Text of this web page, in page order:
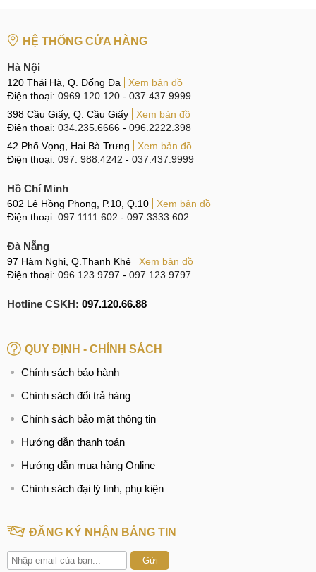
HỆ THỐNG CỬA HÀNG
Hà Nội
120 Thái Hà, Q. Đống Đa
Xem bản đồ
Điện thoại: 0969.120.120 - 037.437.9999
398 Cầu Giấy, Q. Cầu Giấy
Xem bản đồ
Điện thoại: 034.235.6666 - 096.2222.398
42 Phố Vọng, Hai Bà Trưng
Xem bản đồ
Điện thoại: 097. 988.4242 - 037.437.9999
Hồ Chí Minh
602 Lê Hồng Phong, P.10, Q.10
Xem bản đồ
Điện thoại: 097.1111.602 - 097.3333.602
Đà Nẵng
97 Hàm Nghi, Q.Thanh Khê
Xem bản đồ
Điện thoại: 096.123.9797 - 097.123.9797
Hotline CSKH: 097.120.66.88
QUY ĐỊNH - CHÍNH SÁCH
Chính sách bảo hành
Chính sách đổi trả hàng
Chính sách bảo mật thông tin
Hướng dẫn thanh toán
Hướng dẫn mua hàng Online
Chính sách đại lý linh, phụ kiện
ĐĂNG KÝ NHẬN BẢNG TIN
Gửi